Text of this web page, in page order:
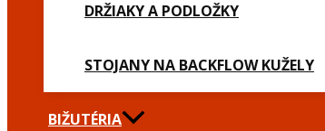
DRŽIAKY A PODLOŽKY
STOJANY NA BACKFLOW KUŽELY
BIŽUTÉRIA